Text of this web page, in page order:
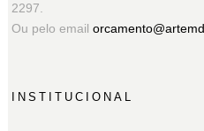
2297.
Ou pelo email
INSTITUCIONAL